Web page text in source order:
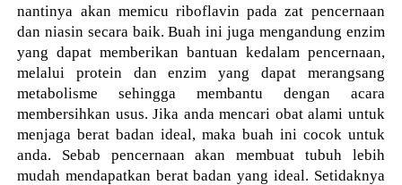
nantinya akan memicu riboflavin pada zat pencernaan
dan niasin secara baik. Buah ini juga mengandung enzim
yang dapat memberikan bantuan kedalam pencernaan,
melalui protein dan enzim yang dapat merangsang
metabolisme sehingga membantu dengan acara
membersihkan usus. Jika anda mencari obat alami untuk
menjaga berat badan ideal, maka buah ini cocok untuk
anda. Sebab pencernaan akan membuat tubuh lebih
mudah mendapatkan berat badan yang ideal. Setidaknya